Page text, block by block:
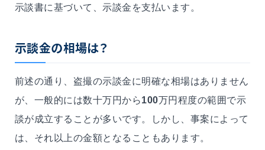
示談書に基づいて、示談金を支払います。
示談金の相場は？
前述の通り、盗撮の示談金に明確な相場はありません
が、一般的には数十万円から100万円程度の範囲で示
談が成立することが多いです。しかし、事案によって
は、それ以上の金額となることもあります。